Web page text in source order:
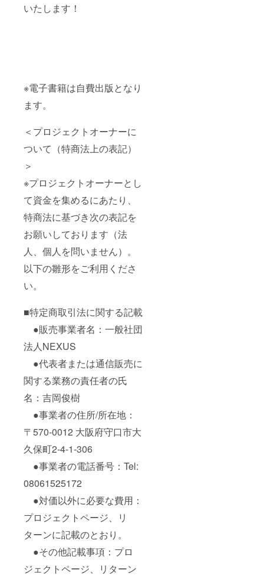
いたします！
※電子書籍は自費出版となり
ます。
＜プロジェクトオーナーに
ついて（特商法上の表記）
＞
※プロジェクトオーナーとし
て資金を集めるにあたり、
特商法に基づき次の表記を
お願いしております（法
人、個人を問いません）。
以下の雛形をご利用くださ
い。
■特定商取引法に関する記載
●販売事業者名：一般社団
法人NEXUS
●代表者または通信販売に
関する業務の責任者の氏
名：吉岡俊樹
●事業者の住所/所在地：
〒570-0012 大阪府守口市大
久保町2-4-1-306
●事業者の電話番号：Tel:
08061525172
●対価以外に必要な費用：
プロジェクトページ、リ
ターンに記載のとおり。
●その他記載事項：プロ
ジェクトページ、リターン